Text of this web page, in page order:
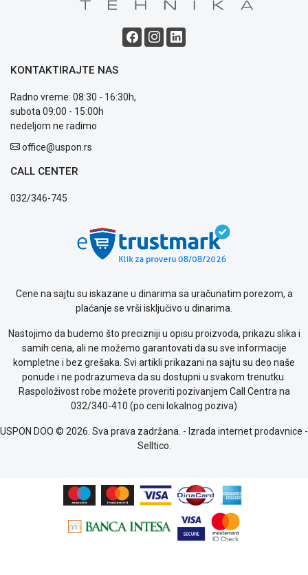
Politika
kolačićima
garancije
WEB
KONTAKTIRAJTE NAS
Radno vreme: 08:30 - 16:30h,
subota 09:00 - 15:00h
nedeljom ne radimo
office@uspon.rs
CALL CENTER
032/346-745
Cene na sajtu su iskazane u dinarima sa uračunatim porezom, a
plaćanje se vrši isključivo u dinarima.
Nastojimo da budemo što precizniji u opisu proizvoda, prikazu slika i
samih cena, ali ne možemo garantovati da su sve informacije
kompletne i bez grešaka. Svi artikli prikazani na sajtu su deo naše
ponude i ne podrazumeva da su dostupni u svakom trenutku.
Raspoloživost robe možete proveriti pozivanjem Call Centra na
032/340-410 (po ceni lokalnog poziva)
USPON DOO © 2026. Sva prava zadržana. - Izrada internet prodavnice -
Selltico.